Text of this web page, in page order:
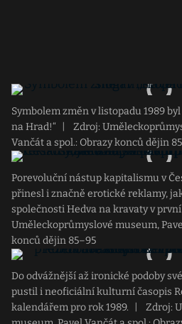
Symbolem změn v listopadu 1989
na Hrad!“
Zdroj:
Vančát a spol.: Obrazy konců dějin
Porevoluční nástup kapitalismu v
přinesl i značně erotické reklamy,
společnosti Hedva na kravaty v
Uměleckoprůmyslové museum,
konců dějin 85–95
Do odvážnější až ironické podoby
pustil i neoficiální kulturní časopis
kalendářem pro rok 1989.
Zdroj: